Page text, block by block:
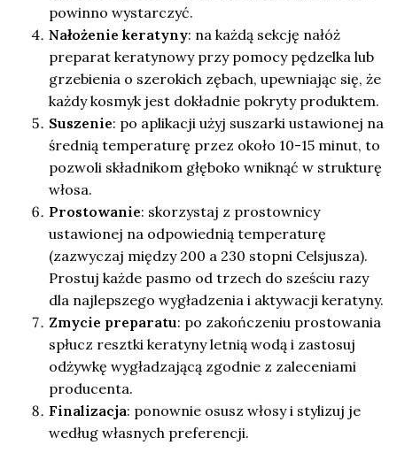
powinno wystarczyć.
Nałożenie keratyny: na każdą sekcję nałóż
preparat keratynowy przy pomocy pędzelka lub
grzebienia o szerokich zębach, upewniając się, że
każdy kosmyk jest dokładnie pokryty produktem.
Suszenie: po aplikacji użyj suszarki ustawionej na
średnią temperaturę przez około 10-15 minut, to
pozwoli składnikom głęboko wniknąć w strukturę
włosa.
Prostowanie: skorzystaj z prostownicy
ustawionej na odpowiednią temperaturę
(zazwyczaj między 200 a 230 stopni Celsjusza).
Prostuj każde pasmo od trzech do sześciu razy
dla najlepszego wygładzenia i aktywacji keratyny.
Zmycie preparatu: po zakończeniu prostowania
spłucz resztki keratyny letnią wodą i zastosuj
odżywkę wygładzającą zgodnie z zaleceniami
producenta.
Finalizacja: ponownie osusz włosy i stylizuj je
według własnych preferencji.